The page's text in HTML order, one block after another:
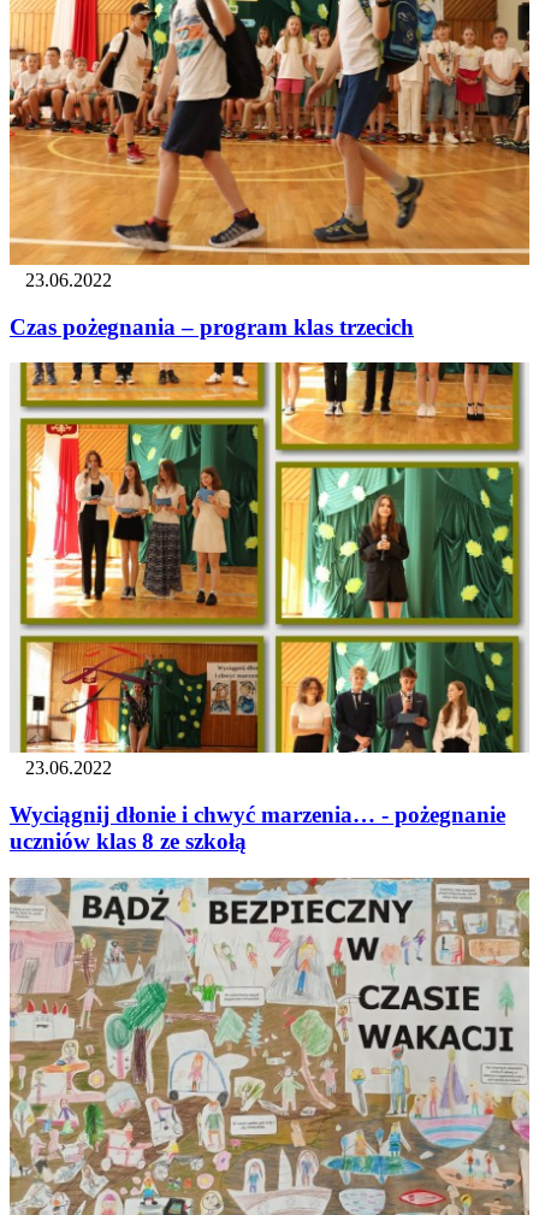
23.06.2022
Czas pożegnania – program klas trzecich
23.06.2022
Wyciągnij dłonie i chwyć marzenia… - pożegnanie
uczniów klas 8 ze szkołą